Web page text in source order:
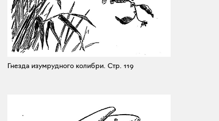
Гнезда изумрудного колибри. Стр. 119